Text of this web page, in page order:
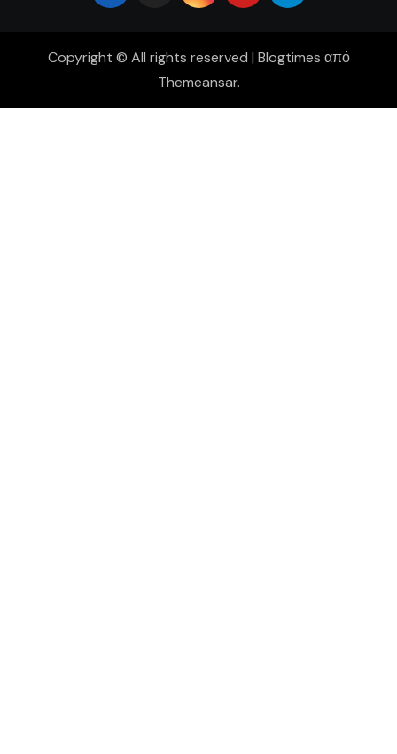
Copyright © All rights reserved | Blogtimes από
Themeansar.